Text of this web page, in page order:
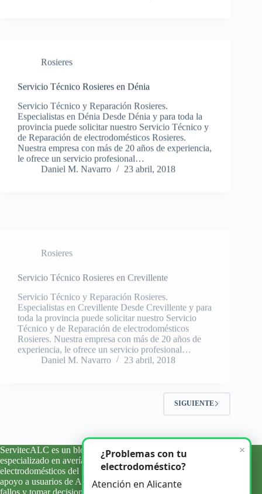
Rosieres
Servicio Técnico Rosieres en Dénia
Servicio Técnico y Reparación Rosieres.
Especialistas en Dénia Desde Dénia y para toda la
provincia puede solicitar nuestro Servicio Técnico y
de Reparación de electrodomésticos Rosieres.
Nuestra empresa con más de 20 años de experiencia,
le ofrece un servicio profesional…
Daniel M. Navarro
23 abril, 2018
Servicio Técnico Rosieres en Crevillente
Servicio Técnico y Reparación Rosieres.
Especialistas en Crevillente Desde Crevillente y para
toda la provincia puede solicitar nuestro Servicio
Técnico y de Reparación de electrodomésticos
Rosieres. Nuestra empresa con más de 20 años de
experiencia, le ofrece un servicio profesional…
Daniel M. Navarro
23 abril, 2018
SIGUIENTE
ServitecALC es un blog informativo y de orientación técnica
especializado en averías, errores y problemas habituales de
electrodomésticos del hogar. Ofrecemos información clara y
apoyo a usuarios de Alicante y su provincia para entender
fallos y tomar decisiones con criterio.
×
¿Problemas con tu
electrodoméstico?
Atención en Alicante